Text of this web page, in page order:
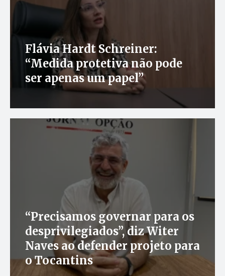
Flávia Hardt Schreiner:
“Medida protetiva não pode
ser apenas um papel”
“Precisamos governar para os
desprivilegiados”, diz Witer
Naves ao defender projeto para
o Tocantins